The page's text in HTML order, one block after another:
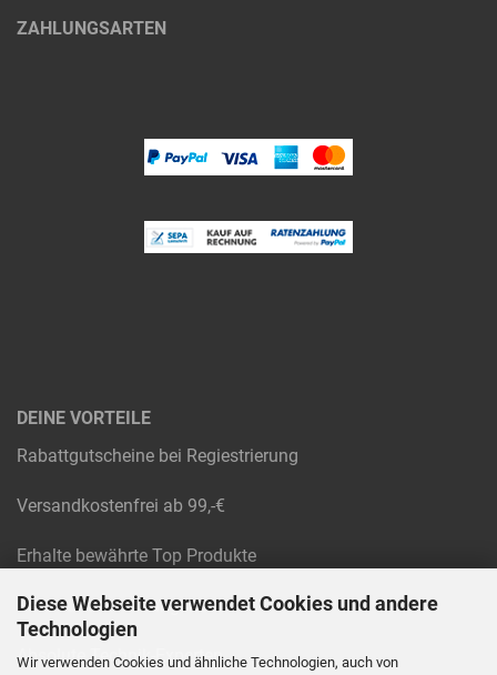
Diese Webseite verwendet Cookies und andere
Technologien
Wir verwenden Cookies und ähnliche Technologien, auch von
ZAHLUNGSARTEN
DEINE VORTEILE
Rabattgutscheine bei Regiestrierung
Versandkostenfrei ab 99,-€
Erhalte bewährte Top Produkte
Raten und Rechnungskauf
Absolute Technik-Experten